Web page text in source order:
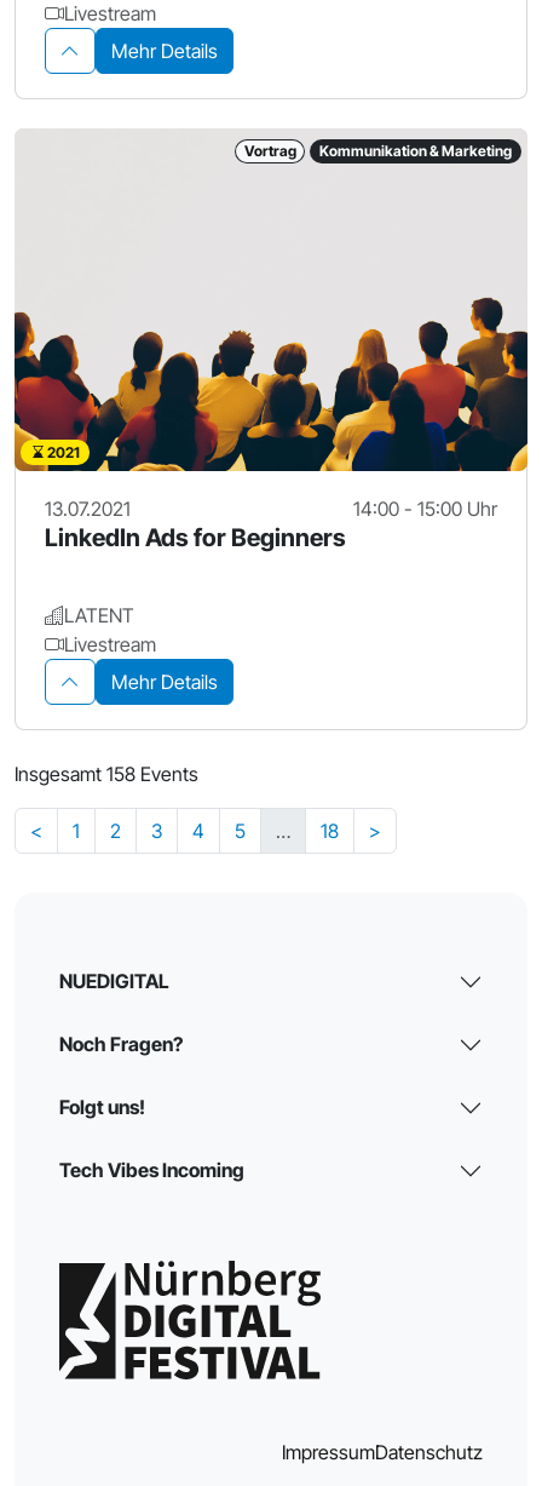
Livestream
Mehr Details
Vortrag Kommunikation & Marketing
2021
13.07.2021 14:00 - 15:00 Uhr
LinkedIn Ads for Beginners
LATENT
Livestream
Mehr Details
Insgesamt 158 Events
< 1 2 3 4 5 … 18 >
NUEDIGITAL
Noch Fragen?
Folgt uns!
Tech Vibes Incoming
ImpressumDatenschutz